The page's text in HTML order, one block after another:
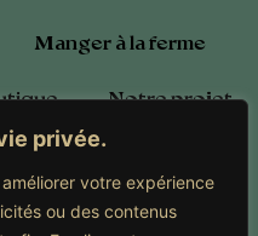
privée.
votre expérience
ou des contenus
Manger à la ferme
Notre projet